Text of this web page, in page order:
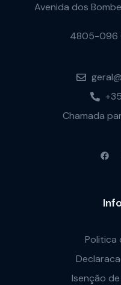
Avenida dos
4805-096
Chamada
Politica
Isenção